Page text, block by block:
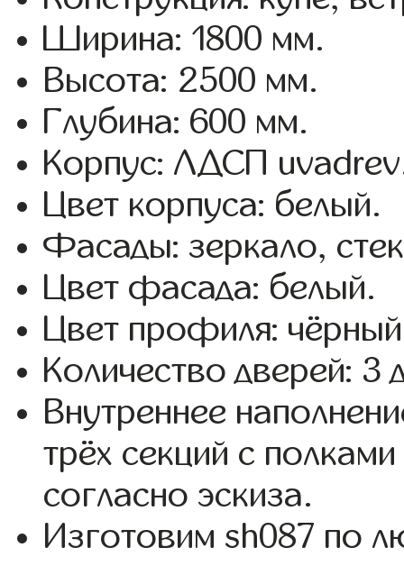
Ширина: 1800 мм.
Высота: 2500 мм.
Глубина: 600 мм.
Корпус: ЛДСП
Цвет корпуса: белый.
Фасады: зеркало,
Цвет фасада: белый.
Цвет профиля: чёрный
Количество дверей: 3
Внутреннее
трёх секций с
согласно эскиза.
Изготовим sh087 по